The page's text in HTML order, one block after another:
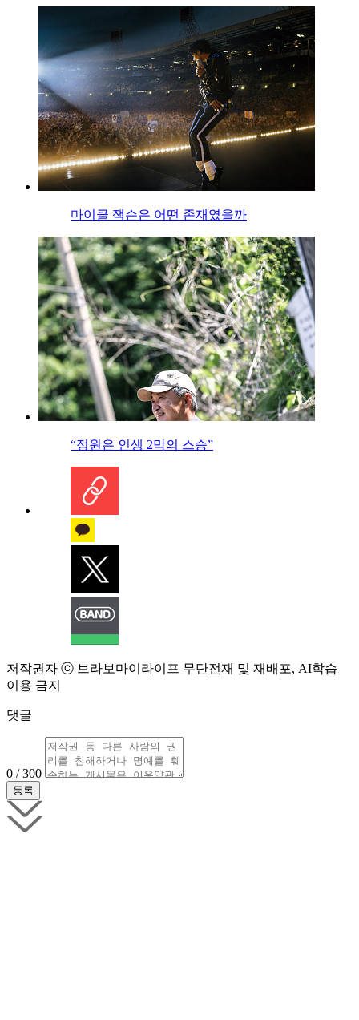
마이클 잭슨은 어떤 존재였을까
“정원은 인생 2막의 스승”
저작권자 ⓒ 브라보마이라이프 무단전재 및 재배포, AI학습
이용 금지
댓글
0 / 300